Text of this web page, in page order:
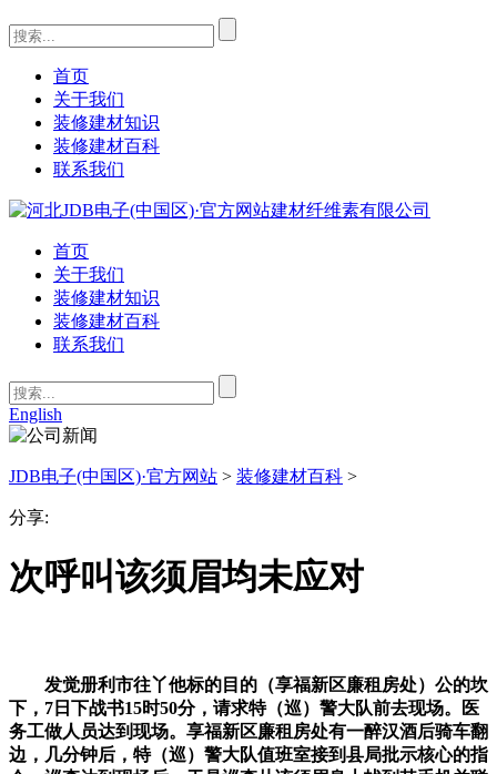
首页
关于我们
装修建材知识
装修建材百科
联系我们
首页
关于我们
装修建材知识
装修建材百科
联系我们
English
JDB电子(中国区)·官方网站 > 装修建材百科 >
分享:
次呼叫该须眉均未应对
发觉册利市往丫他标的目的（享福新区廉租房处）公的坎
下，7日下战书15时50分，请求特（巡）警大队前去现场。医
务工做人员达到现场。享福新区廉租房处有一醉汉酒后骑车翻
边，几分钟后，特（巡）警大队值班室接到县局批示核心的指